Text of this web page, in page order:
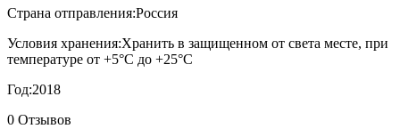
Страна отправления:Россия
Условия хранения:Хранить в защищенном от света месте, при
температуре от +5°С до +25°С
Год:2018
0 Отзывов